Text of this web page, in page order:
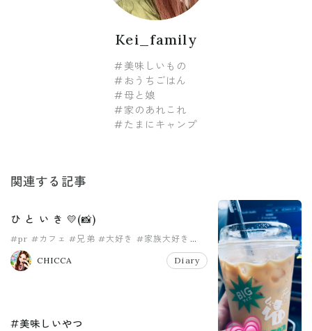
Kei_family
#美味しいもの
#おうちごはん
#母と娘
#家のあれこれ
#たまにキャンプ
関連する記事
ひ と い き 💛(📸)
#pr #カフェ #兄弟 #大好き #家族大好き
#沖縄
CHICCA
Diary
#美味しいやつ